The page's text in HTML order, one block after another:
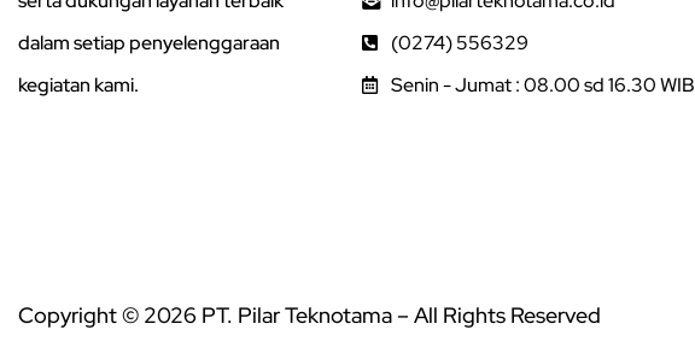
dalam setiap penyelenggaraan
kegiatan kami.
(0274) 556329
Senin - Jumat : 08.00 sd 16.30 WIB
Copyright © 2026 PT. Pilar Teknotama – All Rights Reserved